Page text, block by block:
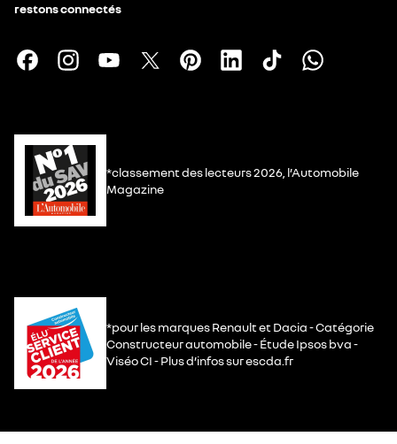
restons connectés
*classement des lecteurs 2026, l’Automobile
Magazine
*pour les marques Renault et Dacia - Catégorie
Constructeur automobile - Étude Ipsos bva -
Viséo CI - Plus d’infos sur escda.fr